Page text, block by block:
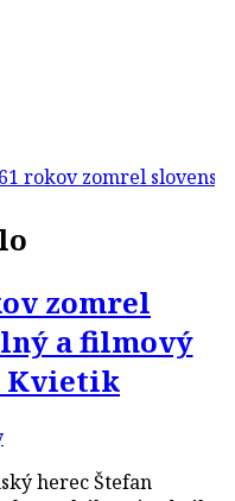
zomrel slovenský
zomrel
a filmový
Kvietik
herec Štefan